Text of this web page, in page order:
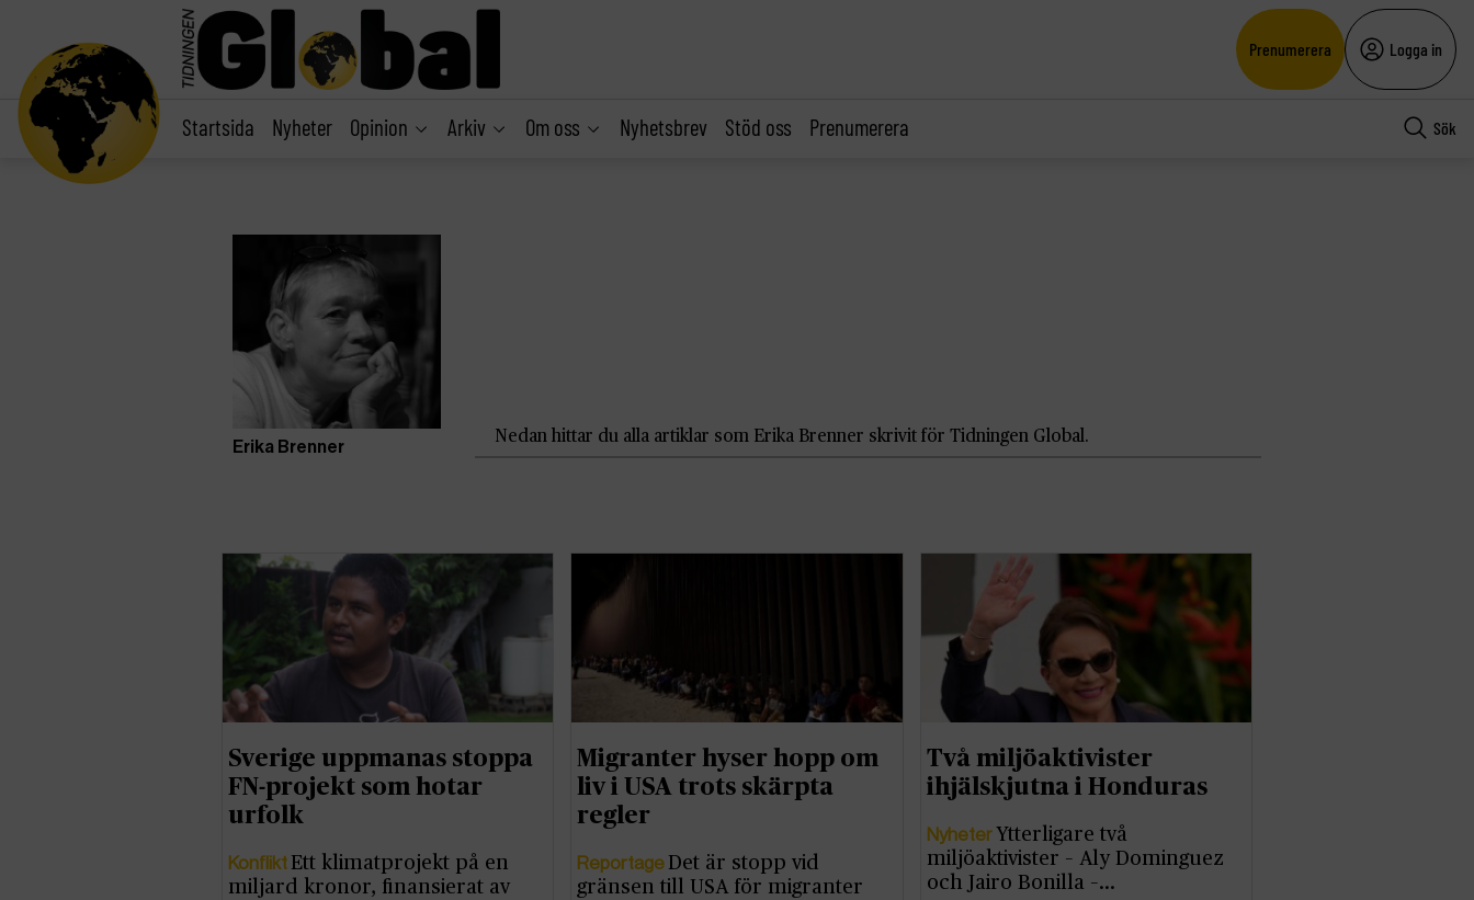
Prenumerera Logga in
Startsida Nyheter Opinion Arkiv Om oss Nyhetsbrev Stöd oss Prenumerera Sök
Erika Brenner Nedan hittar du alla artiklar som Erika Brenner skrivit för Tidningen Global.
Sverige uppmanas stoppa
FN-projekt som hotar
urfolk
Konflikt Ett klimatprojekt på en
miljard kronor, finansierat av
Migranter hyser hopp om
liv i USA trots skärpta
regler
Reportage Det är stopp vid
gränsen till USA för migranter
Två miljöaktivister
ihjälskjutna i Honduras
Nyheter Ytterligare två
miljöaktivister – Aly Dominguez
och Jairo Bonilla –…